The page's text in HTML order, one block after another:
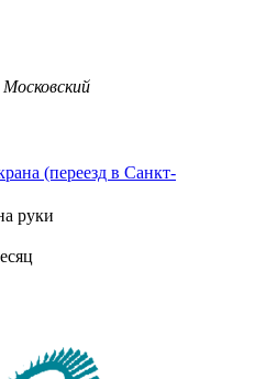
(переезд в Санкт-
руки